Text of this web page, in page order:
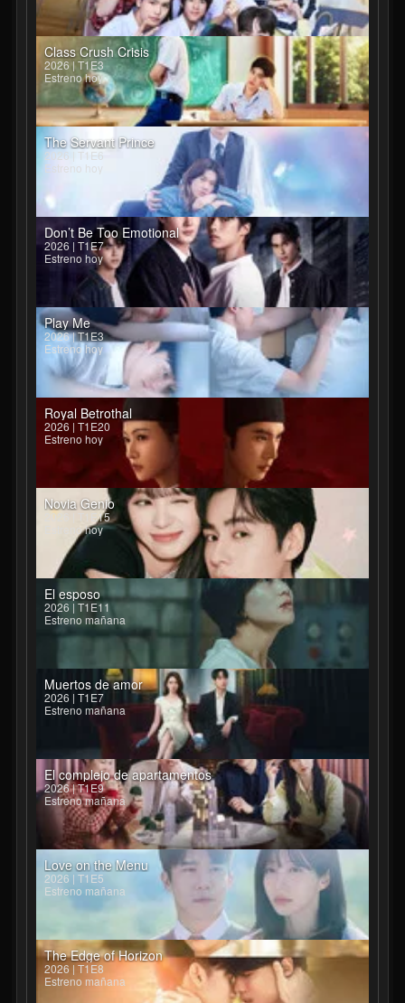
Class Crush Crisis
2026 | T1E3
Estreno hoy
The Servant Prince
2026 | T1E6
Estreno hoy
Don’t Be Too Emotional
2026 | T1E7
Estreno hoy
Play Me
2026 | T1E3
Estreno hoy
Royal Betrothal
2026 | T1E20
Estreno hoy
Novia Genio
2026 | T1E15
Estreno hoy
El esposo
2026 | T1E11
Estreno mañana
Muertos de amor
2026 | T1E7
Estreno mañana
El complejo de apartamentos
2026 | T1E9
Estreno mañana
Love on the Menu
2026 | T1E5
Estreno mañana
The Edge of Horizon
2026 | T1E8
Estreno mañana